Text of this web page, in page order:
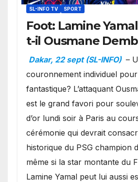
SL-INFO TV SPORT
Foot: Lamine
t-il Ousmane
Ballon d’or ?
Dakar, 22 sept (SL-INFO) –
couronnement individuel
fantastique? L’attaquant
est le grand favori pour
d’or lundi soir à Paris au
cérémonie qui devrait
historique du PSG champion
même si la star montante du
Lamine Yamal peut lui aussi